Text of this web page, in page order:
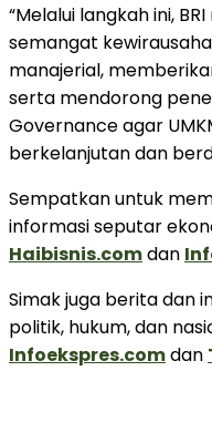
“Melalui langkah ini,
semangat
manajerial,
serta mendorong
Governance agar
berkelanjutan dan
Sempatkan untuk
informasi seputar
Haibisnis.comdan
Simak juga berita dan
politik, hukum, dan
Infoekspres.comdan